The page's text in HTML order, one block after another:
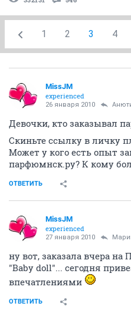
1 2 3 4
MissJM
experienced
26 января 2010
Девочки, кто заказывал
Скиньте ссылку в личку
Может у кого есть опыт
парфюмнск.ру? К кому
ОТВЕТИТЬ
MissJM
experienced
27 января 2010
ну вот, заказала вчера
"Baby doll"... сегодня
впечатлениями
ОТВЕТИТЬ